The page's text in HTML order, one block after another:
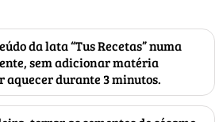
da lata “Tus Recetas” numa
sem adicionar matéria
aquecer durante 3 minutos.